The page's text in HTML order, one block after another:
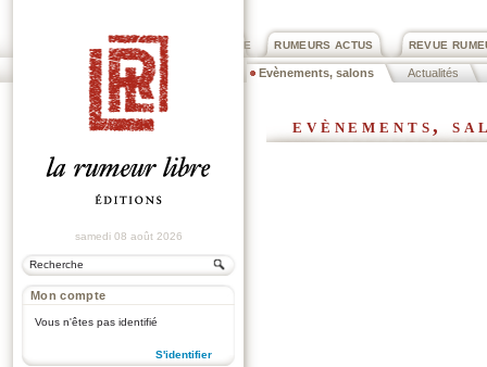
REVUE
RUMEURS ACTUS
PRIX ROGER DEXTRE
Evènements, salons Actualités
samedi 08 août 2026
Mon compte
Vous n'êtes pas identifié
S'identifier
evènements,